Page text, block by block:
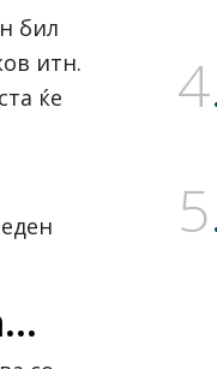
бил
итн.
ќе
4
5